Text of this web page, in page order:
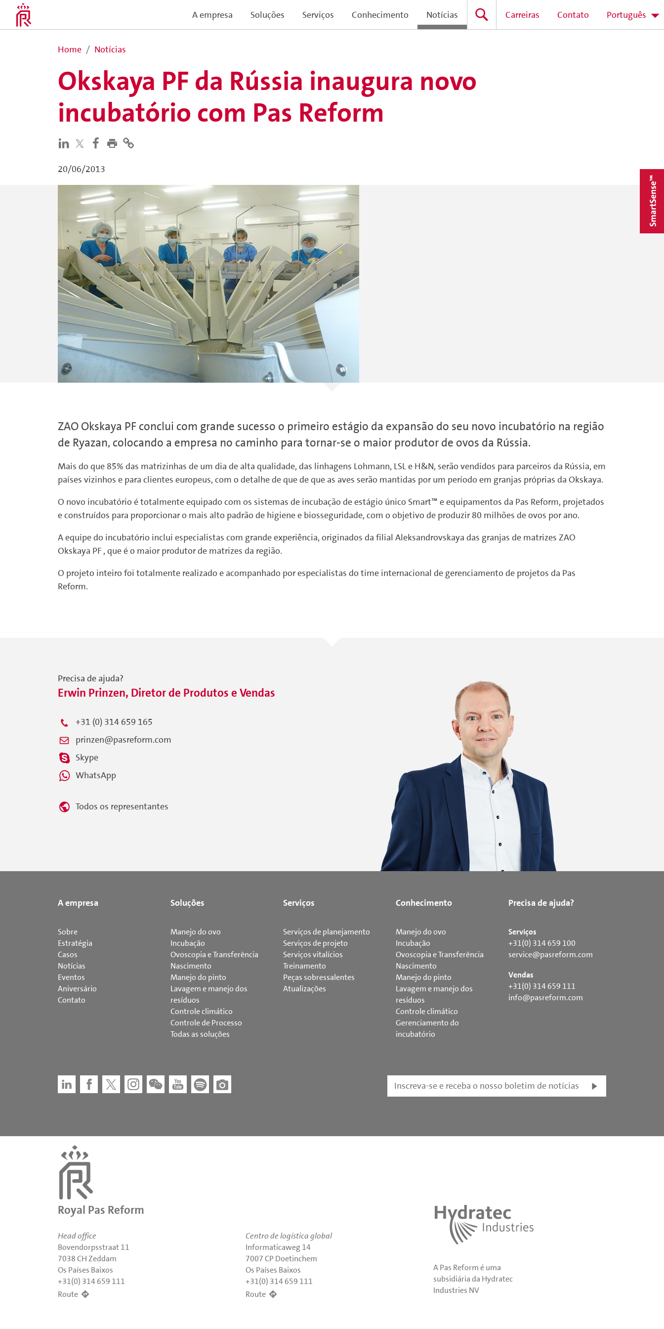
A empresa Soluções Serviços Conhecimento Notícias Carreiras Contato Português
Home Notícias
Okskaya PF da Rússia inaugura novo
incubatório com Pas Reform
20/06/2013
ZAO Okskaya PF conclui com grande sucesso o primeiro estágio da expansão do seu novo incubatório na região
de Ryazan, colocando a empresa no caminho para tornar-se o maior produtor de ovos da Rússia.
Mais do que 85% das matrizinhas de um dia de alta qualidade, das linhagens Lohmann, LSL e H&N, serão vendidos para parceiros da Rússia, em
países vizinhos e para clientes europeus, com o detalhe de que de que as aves serão mantidas por um período em granjas próprias da Okskaya.
O novo incubatório é totalmente equipado com os sistemas de incubação de estágio único Smart™ e equipamentos da Pas Reform, projetados
e construídos para proporcionar o mais alto padrão de higiene e biosseguridade, com o objetivo de produzir 80 milhões de ovos por ano.
A equipe do incubatório inclui especialistas com grande experiência, originados da filial Aleksandrovskaya das granjas de matrizes ZAO
Okskaya PF , que é o maior produtor de matrizes da região.
O projeto inteiro foi totalmente realizado e acompanhado por especialistas do time internacional de gerenciamento de projetos da Pas
Reform.
Precisa de ajuda?
Erwin Prinzen, Diretor de Produtos e Vendas
+31 (0) 314 659 165
prinzen@pasreform.com
Skype
WhatsApp
Todos os representantes
A empresa
Sobre
Estratégia
Casos
Notícias
Eventos
Aniversário
Contato
Soluções
Manejo do ovo
Incubação
Ovoscopia e Transferência
Nascimento
Manejo do pinto
Lavagem e manejo dos
resíduos
Controle climático
Controle de Processo
Todas as soluções
Serviços
Serviços de planejamento
Serviços de projeto
Serviços vitalícios
Treinamento
Peças sobressalentes
Atualizações
Conhecimento
Manejo do ovo
Incubação
Ovoscopia e Transferência
Nascimento
Manejo do pinto
Lavagem e manejo dos
resíduos
Controle climático
Gerenciamento do
incubatório
Precisa de ajuda?
Serviços
+31(0) 314 659 100
service@pasreform.com
Vendas
+31(0) 314 659 111
info@pasreform.com
Inscreva-se e receba o nosso boletim de notícias
Royal Pas Reform
Head office
Bovendorpsstraat 11
7038 CH Zeddam
Os Países Baixos
+31(0) 314 659 111
Route
Centro de logística global
Informaticaweg 14
7007 CP Doetinchem
Os Países Baixos
+31(0) 314 659 111
Route
A Pas Reform é uma
subsidiária da Hydratec
Industries NV